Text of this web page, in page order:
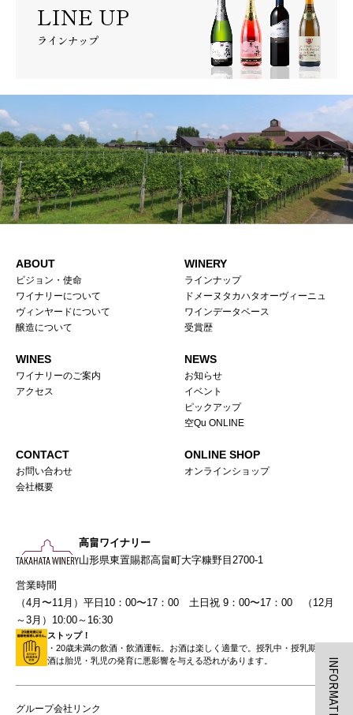
LINE UP
ラインナップ
ABOUT
ビジョン・使命
ワイナリーについて
ヴィンヤードについて
醸造について
WINERY
ラインナップ
ドメーヌタカハタオーヴィーニュ
ワインデータベース
受賞歴
WINES
ワイナリーのご案内
アクセス
NEWS
お知らせ
イベント
ピックアップ
空Qu ONLINE
CONTACT
お問い合わせ
会社概要
ONLINE SHOP
オンラインショップ
高畠ワイナリー
山形県東置賜郡高畠町大字糠野目2700-1
営業時間
（4月〜11月）平日10：00〜17：00 土日祝 9：00〜17：00 （12月
～3月）10:00～16:30
ストップ！
・20歳未満の飲酒・飲酒運転。お酒は楽しく適量で。授乳中・授乳期の飲
酒は胎児・乳児の発育に悪影響を与える恐れがあります。
グループ会社リンク INFORMATION